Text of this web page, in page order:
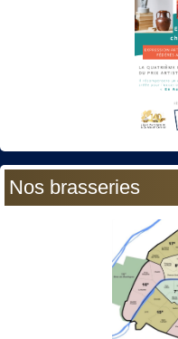
Nos brasseries